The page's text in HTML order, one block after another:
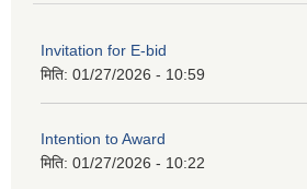
Invitation for E-bid
मिति: 01/27/2026 - 10:59
Intention to Award
मिति: 01/27/2026 - 10:22